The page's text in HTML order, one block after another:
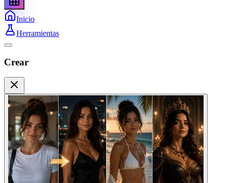
Inicio
Herramientas
Crear